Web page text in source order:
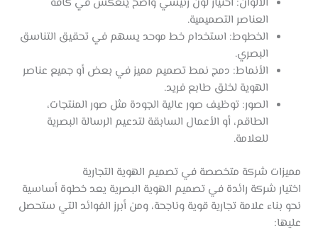
العناصر التصميمية.
الخطوط: استخدام خط موحد يسهم في تحقيق التناسق
البصري.
الأنماط: دمج نمط تصميم مميز في بعض أو جميع عناصر
الهوية لخلق طابع فريد.
الصور: توظيف صور عالية الجودة مثل صور المنتجات،
الطاقم، أو الأعمال السابقة لتدعيم الرسالة البصرية
للعلامة.
مميزات شركة متخصصة في تصميم الهوية التجارية
اختيار شركة رائدة في تصميم الهوية البصرية يعد خطوة أساسية
نحو بناء علامة تجارية قوية وناجحة، ومن أبرز الفوائد التي ستحصل
عليها: